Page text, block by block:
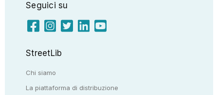
Seguici su
StreetLib
Chi siamo
La piattaforma di distribuzione